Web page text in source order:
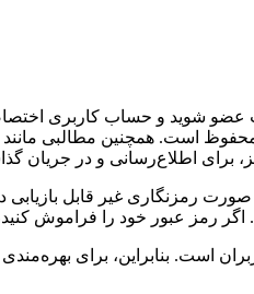
شوید و حساب کاربری
است. همچنین مطالبی
برای اطلاع‌رسانی و در جریان
رمزنگاری غیر قابل
رمز عبور خود را فراموش
است. بنابراین، برای